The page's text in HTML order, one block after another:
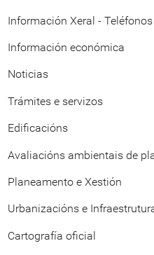
Información Xeral - Teléfonos
Información económica
Noticias
Trámites e servizos
Edificacións
Avaliacións ambientais de
Planeamento e Xestión
Urbanizacións e
Cartografía oficial